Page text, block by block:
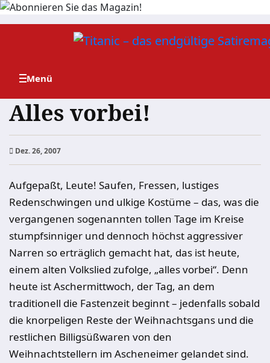
Zum
Alles vorbei!
Dez. 26, 2007
Aufgepaßt, Leute! Saufen, Fressen, lustiges
Redenschwingen und ulkige Kostüme – das, was die
vergangenen sogenannten tollen Tage im Kreise
stumpfsinniger und dennoch höchst aggressiver
Narren so erträglich gemacht hat, das ist heute,
einem alten Volkslied zufolge, „alles vorbei“. Denn
heute ist Aschermittwoch, der Tag, an dem
traditionell die Fastenzeit beginnt – jedenfalls sobald
die knorpeligen Reste der Weihnachtsgans und die
restlichen Billigsüßwaren von den
Weihnachtstellern im Ascheneimer gelandet sind.